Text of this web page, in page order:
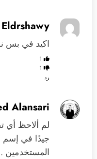
اكيد في بس
1
1
رد
Alansari
لم ألاحظ أي
جيدًا في إسم
المستخدمين .